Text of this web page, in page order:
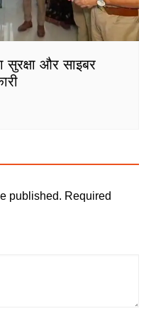
सुरक्षा और साइबर
published. Required